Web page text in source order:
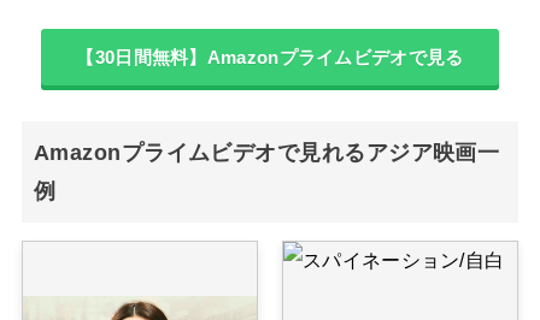
【30日間無料】Amazonプライムビデオで見る
Amazonプライムビデオで見れるアジア映画一
例